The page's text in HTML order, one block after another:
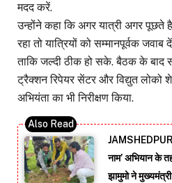
मदद करें.
उन्होंने कहा कि अगर यात्री अगर पूछते
रहा तो यात्रियों को सम्मानपूर्वक
ताकि जल्दी ठीक हो सके. बैठक के बाद
ट्रैक्शन रिपेयर सेंटर और विद्युत लोको
अभियंता का भी निरीक्षण किया.
नाम’ अभियान के
झामुमो ने